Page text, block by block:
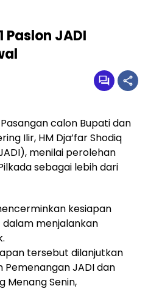
Paslon JADI
Pasangan calon Bupati dan
Ilir, HM Dja’far Shodiq
menilai perolehan
sebagai lebih dari
kesiapan
dalam menjalankan
tersebut dilanjutkan
Pemenangan JADI dan
Menang Senin,